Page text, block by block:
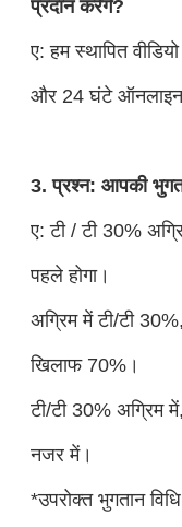
प्रदान करेंगे?
ए: हम स्थापित
और 24 घंटे ऑनलाइन
3. प्रश्न: आपकी
ए: टी / टी 30%
पहले होगा।
अग्रिम में टी/टी
खिलाफ 70%।
टी/टी 30% अग्रिम
नजर में।
*उपरोक्त भुगतान